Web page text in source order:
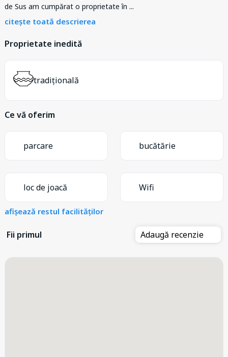
de Sus am cumpărat o proprietate în ...
citește toată descrierea
Proprietate inedită
tradițională
Ce vă oferim
parcare bucătărie
loc de joacă Wifi
afișează restul facilităților
Fii primul Adaugă recenzie